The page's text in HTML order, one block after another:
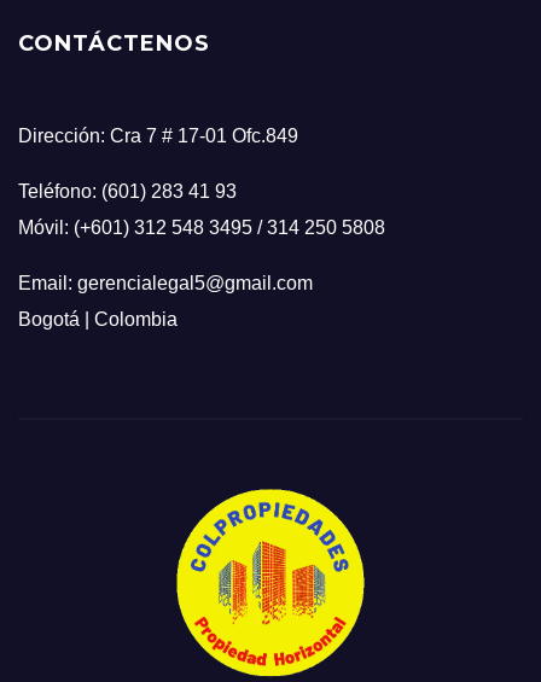
CONTÁCTENOS
Dirección: Cra 7 # 17-01 Ofc.849
Teléfono: (601) 283 41 93
Móvil: (+601) 312 548 3495 / 314 250 5808
Email: gerencialegal5@gmail.com
Bogotá | Colombia